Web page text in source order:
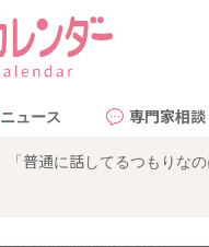
ニュース 専門家相談
「普通に話してるつもりな